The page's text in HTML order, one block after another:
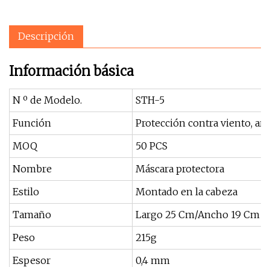
Descripción
Información básica
N º de Modelo.
STH-5
Función
Protección contra viento,
MOQ
50 PCS
Nombre
Máscara protectora
Estilo
Montado en la cabeza
Tamaño
Largo 25 Cm/Ancho 19 Cm
Peso
215g
Espesor
0,4 mm